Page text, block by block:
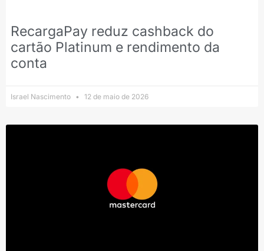
RecargaPay reduz cashback do
cartão Platinum e rendimento da
conta
Israel Nascimento 12 de maio de 2026